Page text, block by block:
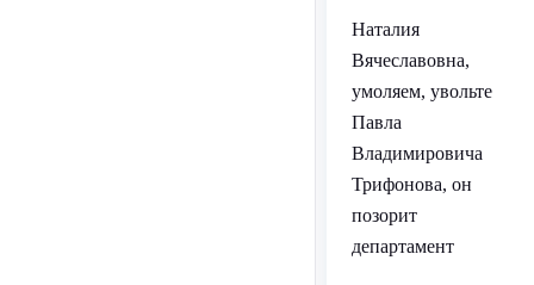
Наталия
Вячеславовна,
умоляем, увольте
Павла
Владимировича
Трифонова, он
позорит
департамент